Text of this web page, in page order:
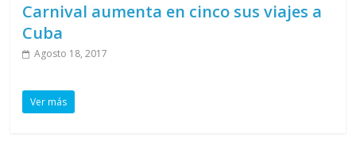
Carnival aumenta en cinco sus viajes a
Cuba
Agosto 18, 2017
Ver más